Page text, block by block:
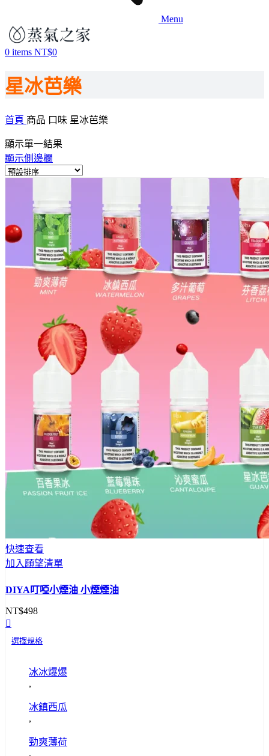
Menu
0 items NT$0
星冰芭樂
首頁 商品 口味 星冰芭樂
顯示單一結果
顯示側邊欄
快速查看
加入願望清單
DIYA叮啞小煙油 小煙煙油
NT$498
選擇規格
冰冰爆爆
,
冰鎮西瓜
,
勁爽薄荷
,